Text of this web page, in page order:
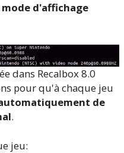
d'affichage
dans Recalbox 8.0
pour qu'à chaque jeu
de
.
jeu: